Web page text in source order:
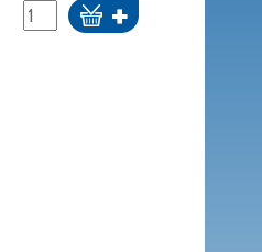
Ajouter
au